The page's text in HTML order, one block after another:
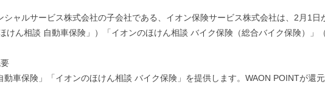
ャルサービス株式会社の子会社である、イオン保険サービス株式会社は、2月1日
ん相談 自動車保険」）「イオンのほけん相談 バイク保険（総合バイク保険）」
車保険」「イオンのほけん相談 バイク保険」を提供します。WAON POINTが還